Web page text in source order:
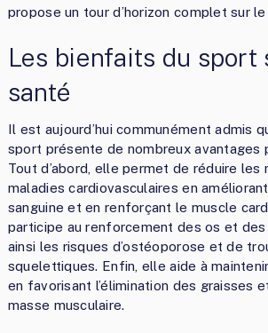
propose un tour d’horizon complet sur
Les bienfaits du sport
santé
Il est aujourd’hui communément admis
sport présente de nombreux avantages
Tout d’abord, elle permet de réduire les
maladies cardiovasculaires en
sanguine et en renforçant le muscle
participe au renforcement des os et
ainsi les risques d’ostéoporose et de
squelettiques. Enfin, elle aide à
en favorisant l’élimination des graisses
masse musculaire.